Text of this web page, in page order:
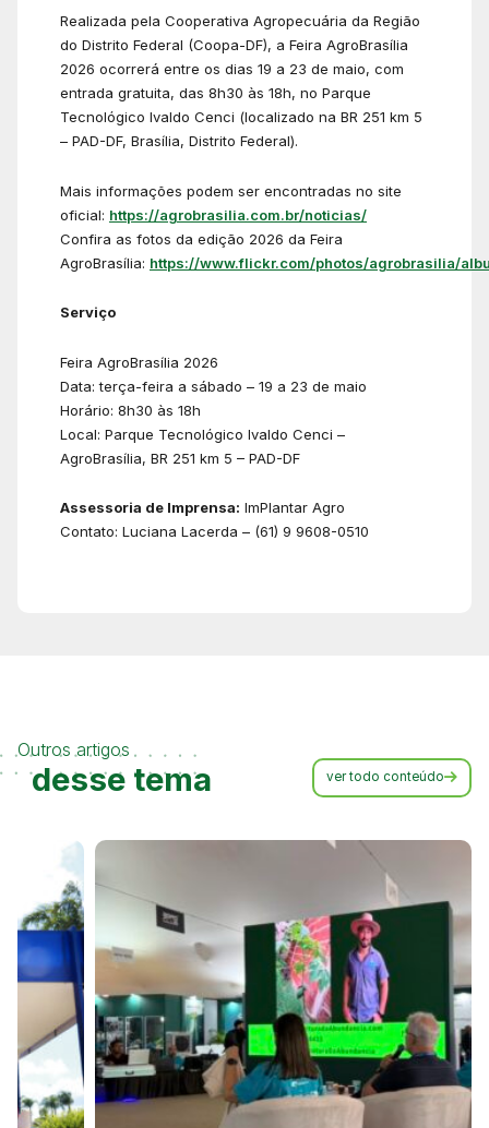
Realizada pela Cooperativa Agropecuária da Região
do Distrito Federal (Coopa-DF), a Feira AgroBrasília
2026 ocorrerá entre os dias 19 a 23 de maio, com
entrada gratuita, das 8h30 às 18h, no Parque
Tecnológico Ivaldo Cenci (localizado na BR 251 km 5
– PAD-DF, Brasília, Distrito Federal).
Mais informações podem ser encontradas no site
oficial: https://agrobrasilia.com.br/noticias/
Confira as fotos da edição 2026 da Feira
AgroBrasília: https://www.flickr.com/photos/agrobrasilia/
Serviço
Feira AgroBrasília 2026
Data: terça-feira a sábado – 19 a 23 de maio
Horário: 8h30 às 18h
Local: Parque Tecnológico Ivaldo Cenci –
AgroBrasília, BR 251 km 5 – PAD-DF
Assessoria de Imprensa: ImPlantar Agro
Contato: Luciana Lacerda – (61) 9 9608-0510
Outros artigos
desse tema ver todo conteúdo